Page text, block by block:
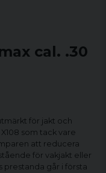
cal. .30
för jakt och
som tack vare
att reducera
för vakjakt eller
prestanda går i första